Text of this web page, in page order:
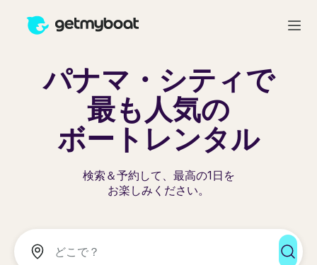
パナマ・シティで
最も人気の
ボートレンタル
検索＆予約して、最高の1日を
お楽しみください。